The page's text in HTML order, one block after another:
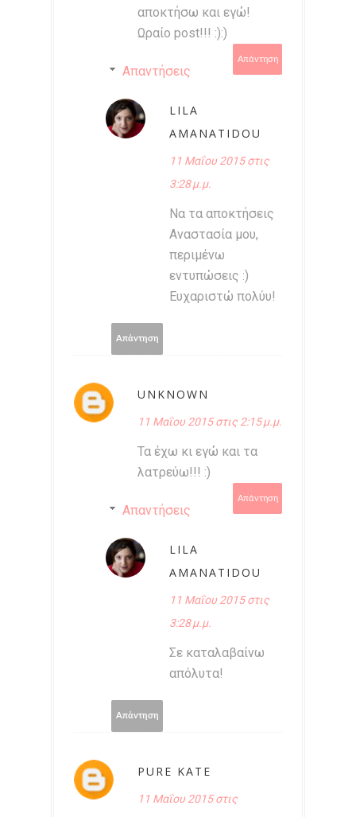
αποκτήσω και εγώ!
Ωραίο post!!! :):)
Απάντηση
Απαντήσεις
LILA
AMANATIDOU
11 Μαΐου 2015 στις
3:28 μ.μ.
Να τα αποκτήσεις
Αναστασία μου,
περιμένω
εντυπώσεις :)
Ευχαριστώ πολύυ!
Απάντηση
UNKNOWN
11 Μαΐου 2015 στις 2:15 μ.μ.
Τα έχω κι εγώ και τα
λατρεύω!!! :)
Απάντηση
Απαντήσεις
LILA
AMANATIDOU
11 Μαΐου 2015 στις
3:28 μ.μ.
Σε καταλαβαίνω
απόλυτα!
Απάντηση
PURE KATE
11 Μαΐου 2015 στις